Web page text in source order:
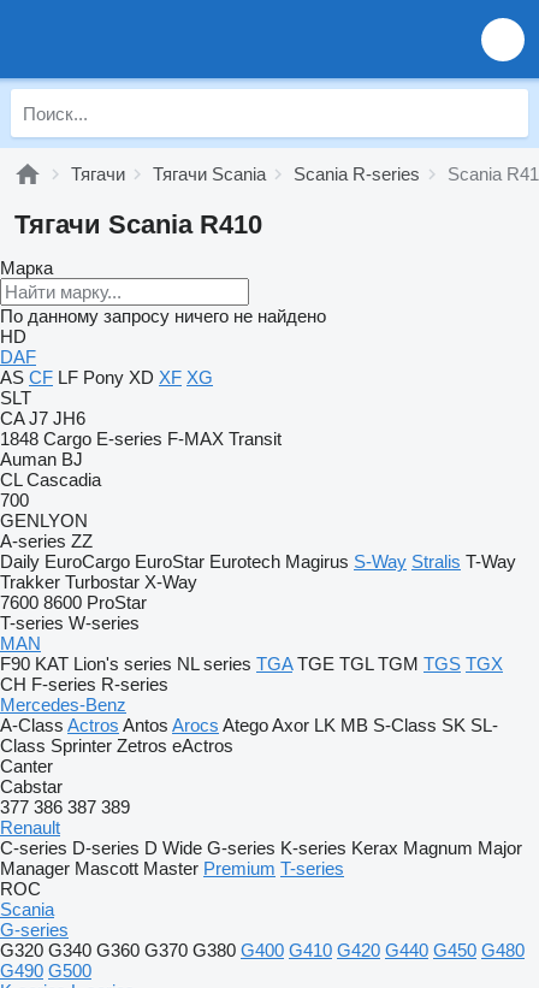
Тягачи Тягачи Scania Scania R-series Scania
Тягачи Scania R410
Марка
По данному запросу ничего не найдено
HD
DAF
AS CF LF Pony XD XF XG
SLT
CA J7 JH6
1848 Cargo E-series F-MAX Transit
Auman BJ
CL Cascadia
700
GENLYON
A-series ZZ
Daily EuroCargo EuroStar Eurotech Magirus S-Way Stralis T-Way
Trakker Turbostar X-Way
7600 8600 ProStar
T-series W-series
MAN
F90 KAT Lion's series NL series TGA TGE TGL TGM TGS TGX
CH F-series R-series
Mercedes-Benz
A-Class Actros Antos Arocs AtegoAxor LK MB S-Class SK SL-
Class Sprinter Zetros eActros
Canter
Cabstar
377 386 387 389
Renault
C-series D-series D Wide G-series K-series Kerax Magnum Major
Manager Mascott Master Premium T-series
ROC
Scania
G-series
G320 G340 G360 G370 G380 G400 G410 G420 G440 G450 G480
G490 G500